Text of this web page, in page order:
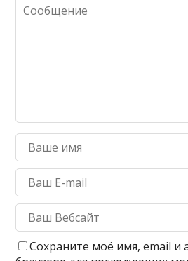
Сохраните моё имя, email и